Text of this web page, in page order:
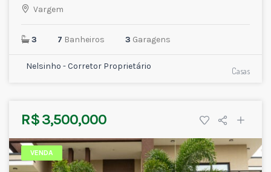
Vargem
3 7 Banheiros 3 Garagens
Nelsinho - Corretor Proprietário Casas
R$ 3,500,000
VENDA